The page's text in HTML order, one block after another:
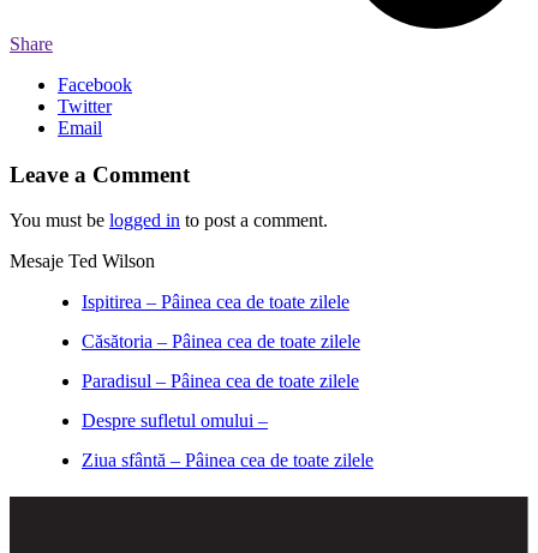
Share
Facebook
Twitter
Email
Leave a Comment
You must be logged in to post a comment.
Mesaje Ted Wilson
Ispitirea – Pâinea cea de toate zilele
Căsătoria – Pâinea cea de toate zilele
Paradisul – Pâinea cea de toate zilele
Despre sufletul omului –
Ziua sfântă – Pâinea cea de toate zilele